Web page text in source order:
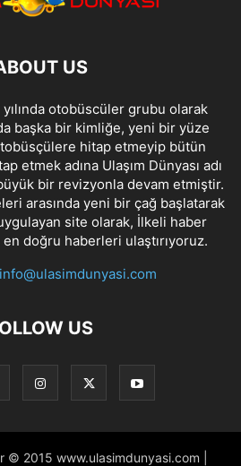
US
yılında otobüscüler grubu olarak
başka bir kimliğe, yeni bir yüze
hitap etmeyip bütün
etmek adına Ulaşım Dünyası adı
bir revizyonla devam etmiştir.
arasında yeni bir çağ başlatarak
site olarak, İlkeli haber
en doğru haberleri ulaştırıyoruz.
info@ulasimdunyasi.com
US
© 2015 www.ulasimdunyasi.com |